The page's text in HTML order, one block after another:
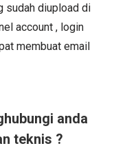
sudah diupload di
account , login
membuat email
anda
teknis ?